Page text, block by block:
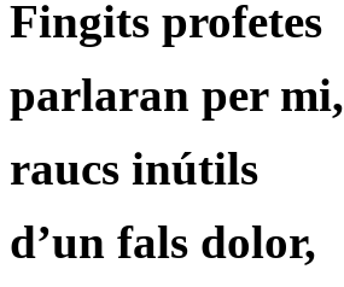
Fingits profetes
parlaran per mi,
raucs inútils
d’un fals dolor,